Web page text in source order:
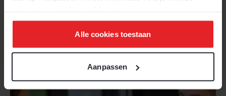
Alle cookies toestaan
Aanpassen